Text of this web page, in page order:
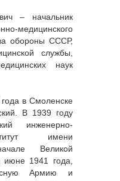
– начальник
медицинского
обороны СССР,
службы,
наук
в Смоленске
В 1939 году
инженерно-
имени
Великой
июне 1941 года,
Армию и